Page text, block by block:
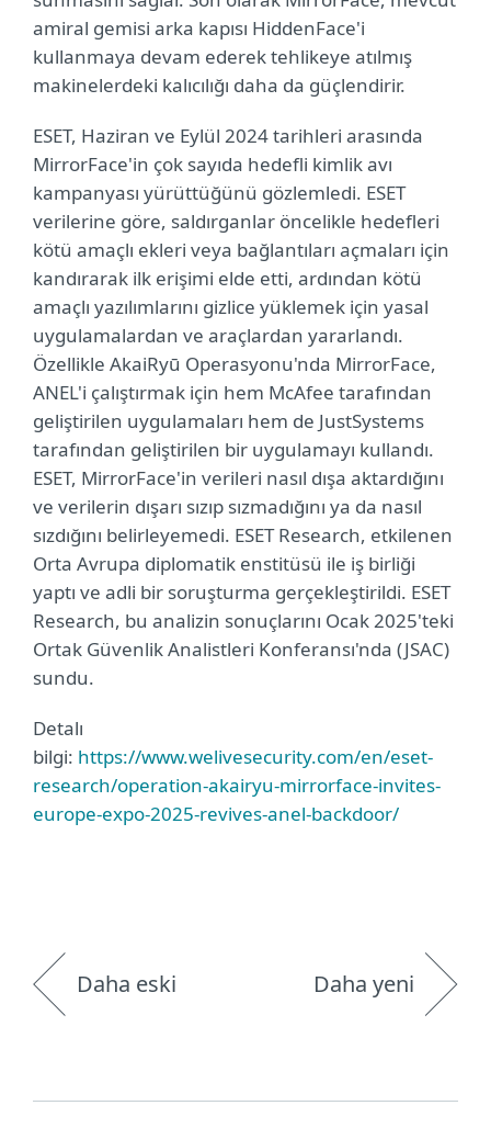
amiral gemisi arka kapısı HiddenFace'i
kullanmaya devam ederek tehlikeye atılmış
makinelerdeki kalıcılığı daha da güçlendirir.
ESET, Haziran ve Eylül 2024 tarihleri arasında
MirrorFace'in çok sayıda hedefli kimlik avı
kampanyası yürüttüğünü gözlemledi. ESET
verilerine göre, saldırganlar öncelikle hedefleri
kötü amaçlı ekleri veya bağlantıları açmaları için
kandırarak ilk erişimi elde etti, ardından kötü
amaçlı yazılımlarını gizlice yüklemek için yasal
uygulamalardan ve araçlardan yararlandı.
Özellikle AkaiRyū Operasyonu'nda MirrorFace,
ANEL'i çalıştırmak için hem McAfee tarafından
geliştirilen uygulamaları hem de JustSystems
tarafından geliştirilen bir uygulamayı kullandı.
ESET, MirrorFace'in verileri nasıl dışa aktardığını
ve verilerin dışarı sızıp sızmadığını ya da nasıl
sızdığını belirleyemedi. ESET Research, etkilenen
Orta Avrupa diplomatik enstitüsü ile iş birliği
yaptı ve adli bir soruşturma gerçekleştirildi. ESET
Research, bu analizin sonuçlarını Ocak 2025'teki
Ortak Güvenlik Analistleri Konferansı'nda (JSAC)
sundu.
Detalı
bilgi: https://www.welivesecurity.com/en/eset-
research/operation-akairyu-mirrorface-invites-
europe-expo-2025-revives-anel-backdoor/
Daha eski Daha yeni